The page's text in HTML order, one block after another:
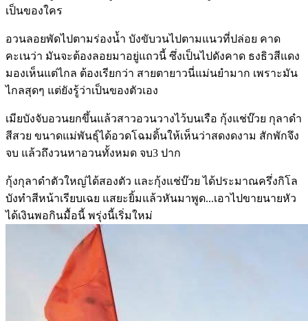
เป็นของใคร
อวนลอยพัดไปตามร่องน้ำ บังขับวนไปตามแนวที่ปล่อย คาด
คะเนว่า มันจะต้องลอยมาอยู่แถวนี้ ซึ่งเป็นไปดังคาด ธงธิวสีแดง
มองเห็นแต่ไกล ต้องเรียกว่า สายตายาวนี่แม่นยำมาก เพราะมัน
ไกลสุดๆ แต่ยังรู้ว่าเป็นของตัวเอง
เมียบังจับอวนยกขึ้นแล้วสาวอวนวางไว้บนเรือ กุ้งแช่บ๊วย กุลาดำ
สีสวย ขนาดแม่พันธุ์ได้อวดโฉมดิ้นให้เห็นว่าสดงดงาม สักพักจึง
จบ แล้วถึงวนหาอวนทั้งหมด จบ3 ปาก
กุ้งกุลาดำตัวใหญ่ได้สองตัว และกุ้งแช่บ๊วย ได้ประมาณครึ่งกิโล
บังทำสีหน้าเรียบเฉย แสยะยิ้มแล้วหันมาพูด...เอาไปขายนายหัว
ได้เงินพอกินมื้อนี้ พรุ่งนี้เริ่มใหม่